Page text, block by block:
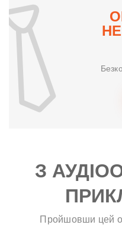
З
Пройшовши цей